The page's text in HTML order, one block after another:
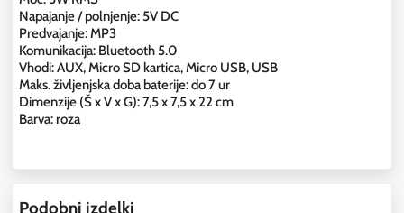
Napajanje / polnjenje: 5V DC
Predvajanje: MP3
Komunikacija: Bluetooth 5.0
Vhodi: AUX, Micro SD kartica, Micro USB, USB
Maks. življenjska doba baterije: do 7 ur
Dimenzije (Š x V x G): 7,5 x 7,5 x 22 cm
Barva: roza
Podobni izdelki